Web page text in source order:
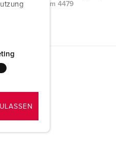
aluminium 4479